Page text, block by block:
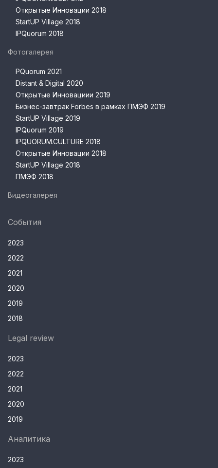
Открытые Инновации 2018
StartUP Village 2018
IPQuorum 2018
Фотогалерея
PQuorum 2021
Distant & Digital 2020
Открытые Инновациии 2019
Бизнес-завтрак Forbes в рамках ПМЭФ 2019
StartUP Village 2019
IPQuorum 2019
IPQUORUM.CULTURE 2018
Открытые Инновации 2018
StartUP Village 2018
ПМЭФ 2018
Видеогалерея
События
2023
2022
2021
2020
2019
2018
Legal review
2023
2022
2021
2020
2019
Аналитика
2023